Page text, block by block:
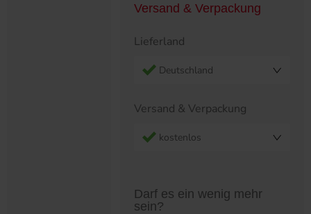
Versand & Verpackung
Lieferland
Deutschland
Versand & Verpackung
kostenlos
Darf es ein wenig mehr
sein?